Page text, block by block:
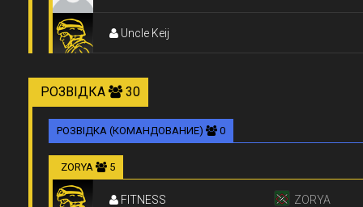
Uncle Keij
РОЗВІДКА 30
РОЗВІДКА (КОМАНДОВАНИЕ) 0
ZORYA 5
FITNESS ZORYA